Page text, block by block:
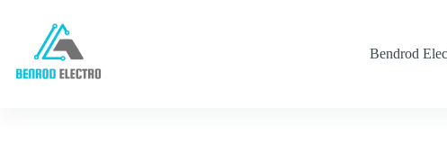
contenu
Bendrod